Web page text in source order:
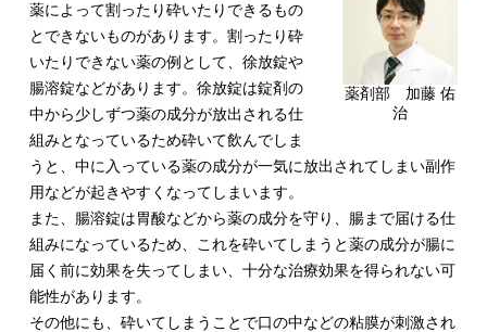
薬剤部 加藤 佑
治
薬によって割ったり砕いたりできるもの
とできないものがあります。割ったり砕
いたりできない薬の例として、徐放錠や
腸溶錠などがあります。徐放錠は錠剤の
中から少しずつ薬の成分が放出される仕
組みとなっているため砕いて飲んでしま
うと、中に入っている薬の成分が一気に放出されてしまい副作
用などが起きやすくなってしまいます。
また、腸溶錠は胃酸などから薬の成分を守り、腸まで届ける仕
組みになっているため、これを砕いてしまうと薬の成分が腸に
届く前に効果を失ってしまい、十分な治療効果を得られない可
能性があります。
その他にも、砕いてしまうことで口の中などの粘膜が刺激され